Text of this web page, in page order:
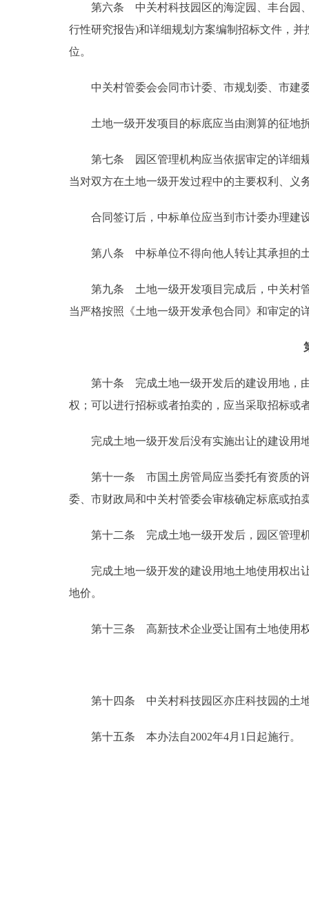
第六条 中关村科技园区的海淀园、丰台园、
行性研究报告)和详细规划方案编制招标文件，
位。
中关村管委会会同市计委、市规划委、市建
土地一级开发项目的标底应当由测算的征地
第七条 园区管理机构应当依据审定的详细规
当对双方在土地一级开发过程中的主要权利、义
合同签订后，中标单位应当到市计委办理建
第八条 中标单位不得向他人转让其承担的土
第九条 土地一级开发项目完成后，中关村管
当严格按照《土地一级开发承包合同》和审定的
第十条 完成土地一级开发后的建设用地，由
权；可以进行招标或者拍卖的，应当采取招标或
完成土地一级开发后没有实施出让的建设用
第十一条 市国土房管局应当委托有资质的评
委、市财政局和中关村管委会审核确定标底或拍
第十二条 完成土地一级开发后，园区管理机
完成土地一级开发的建设用地土地使用权出让
地价。
第十三条 高新技术企业受让国有土地使用权
第十四条 中关村科技园区亦庄科技园的土地
第十五条 本办法自2002年4月1日起施行。